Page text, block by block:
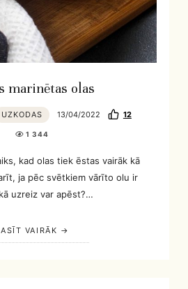
marinētas olas
UZKODAS 13/04/2022 12
1 344
kad olas tiek ēstas vairāk kā
ja pēc svētkiem vārīto olu ir
uzreiz var apēst?…
VAIRĀK